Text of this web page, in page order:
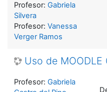
Profesor: Gabriela
Silvera
Profesor: Vanessa
Verger Ramos
Uso de MOODLE
Profesor: Gabriela